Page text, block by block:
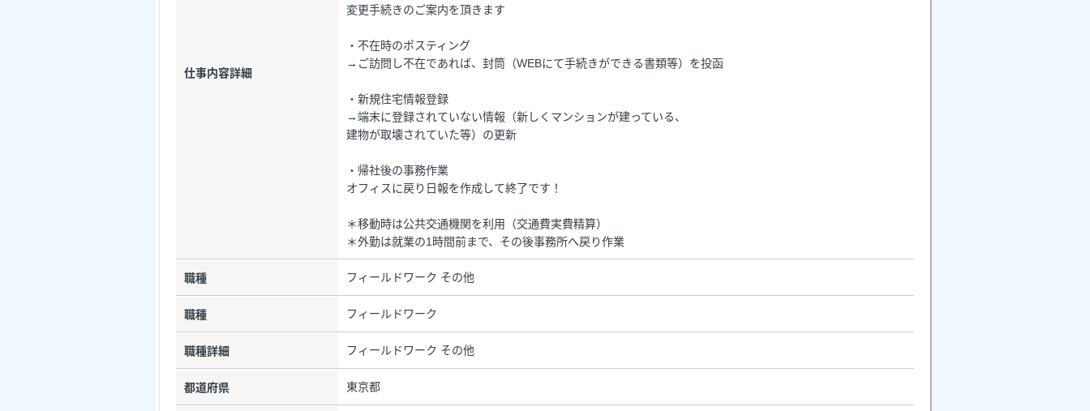
仕事内容詳細
変更手続きのご案内を頂きます
・不在時のポスティング
→ご訪問し不在であれば、封筒（WEBにて手続きができる書類等）を投函
・新規住宅情報登録
→端末に登録されていない情報（新しくマンションが建っている、
建物が取壊されていた等）の更新
・帰社後の事務作業
オフィスに戻り日報を作成して終了です！
＊移動時は公共交通機関を利用（交通費実費精算）
＊外勤は就業の1時間前まで、その後事務所へ戻り作業
職種 フィールドワーク その他
職種 フィールドワーク
職種詳細 フィールドワーク その他
都道府県 東京都